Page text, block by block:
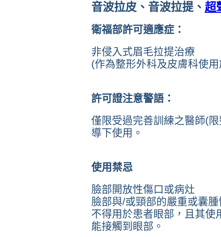
音波拉皮、音波拉提、 超
衛福部許可適應症：
非侵入式眉毛拉提治療
(作為整形外科及皮膚科使
許可證注意警語：
僅限受過完善訓練之醫師(
導下使用。
使用禁忌
臉部開放性傷口或病灶
臉部與/或頸部的嚴重或囊
不得用於患者眼部，且其使
能接觸到眼部。